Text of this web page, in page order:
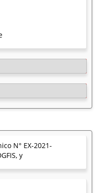
N° EX-2021-
y